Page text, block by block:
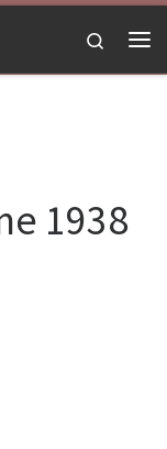
Search
1938